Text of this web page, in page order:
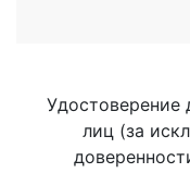
Удостоверение
лиц (за